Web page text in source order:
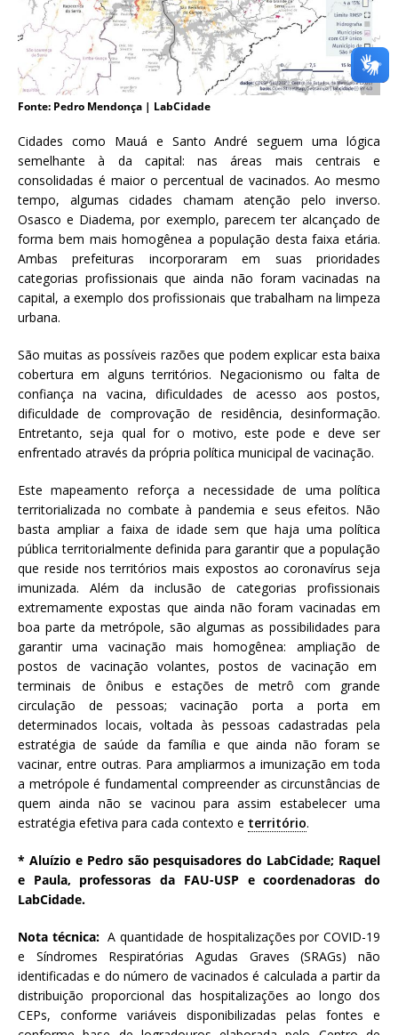
Fonte: Pedro Mendonça | LabCidade
Cidades como Mauá e Santo André seguem uma lógica
semelhante à da capital: nas áreas mais centrais e
consolidadas é maior o percentual de vacinados. Ao mesmo
tempo, algumas cidades chamam atenção pelo inverso.
Osasco e Diadema, por exemplo, parecem ter alcançado de
forma bem mais homogênea a população desta faixa etária.
Ambas prefeituras incorporaram em suas prioridades
categorias profissionais que ainda não foram vacinadas na
capital, a exemplo dos profissionais que trabalham na limpeza
urbana.
São muitas as possíveis razões que podem explicar esta baixa
cobertura em alguns territórios. Negacionismo ou falta de
confiança na vacina, dificuldades de acesso aos postos,
dificuldade de comprovação de residência, desinformação.
Entretanto, seja qual for o motivo, este pode e deve ser
enfrentado através da própria política municipal de vacinação.
Este mapeamento reforça a necessidade de uma política
territorializada no combate à pandemia e seus efeitos. Não
basta ampliar a faixa de idade sem que haja uma política
pública territorialmente definida para garantir que a população
que reside nos territórios mais expostos ao coronavírus seja
imunizada. Além da inclusão de categorias profissionais
extremamente expostas que ainda não foram vacinadas em
boa parte da metrópole, são algumas as possibilidades para
garantir uma vacinação mais homogênea: ampliação de
postos de vacinação volantes, postos de vacinação em
terminais de ônibus e estações de metrô com grande
circulação de pessoas; vacinação porta a porta em
determinados locais, voltada às pessoas cadastradas pela
estratégia de saúde da família e que ainda não foram se
vacinar, entre outras. Para ampliarmos a imunização em toda
a metrópole é fundamental compreender as circunstâncias de
quem ainda não se vacinou para assim estabelecer uma
estratégia efetiva para cada contexto e território.
* Aluízio e Pedro são pesquisadores do LabCidade; Raquel
e Paula, professoras da FAU-USP e coordenadoras do
LabCidade.
Nota técnica:A quantidade de hospitalizações por COVID-19
e Síndromes Respiratórias Agudas Graves (SRAGs) não
identificadas e do número de vacinados é calculada a partir da
distribuição proporcional das hospitalizações ao longo dos
CEPs, conforme variáveis disponibilizadas pelas fontes e